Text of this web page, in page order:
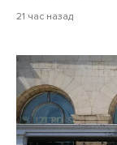
21 час назад